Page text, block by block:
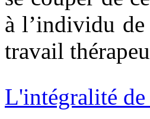
à l’individu
travail
L'intégralité